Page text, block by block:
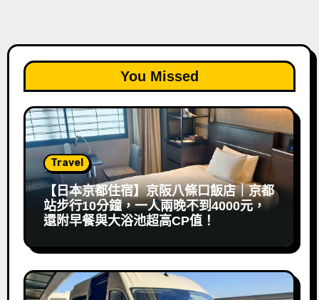
You Missed
Travel
【日本京都住宿】京阪八條口飯店｜京都
站步行10分鐘，一人兩晚不到4000元，
還附早餐與大浴池超高CP值！